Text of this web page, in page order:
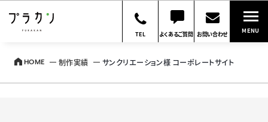
TEL よくあるご質問 お問い合わせ MENU
HOME 制作実績 サンクリエーション様 コーポレートサイト